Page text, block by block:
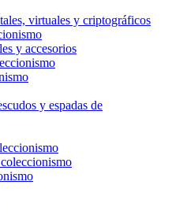
virtuales y criptográficos
y accesorios
y espadas de